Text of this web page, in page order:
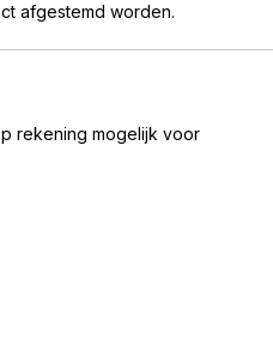
afgestemd worden.
rekening mogelijk voor